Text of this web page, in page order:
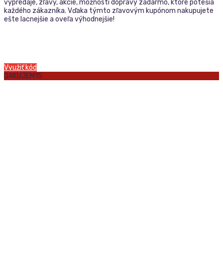
výpredaje, zľavy, akcie, možnosti dopravy zadarmo, ktoré potešia
každého zákazníka. Vďaka týmto zľavovým kupónom nakupujete
ešte lacnejšie a oveľa výhodnejšie!
Využiť kód
DAKUJEM15